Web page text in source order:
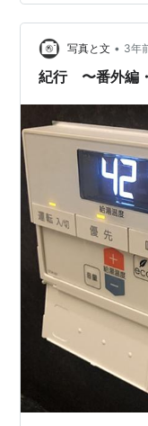
い。テストが始ま
まいますので、カ
た。 さて今回は、
についてのお話で
写真と文 • 3年
紀行 〜番外編